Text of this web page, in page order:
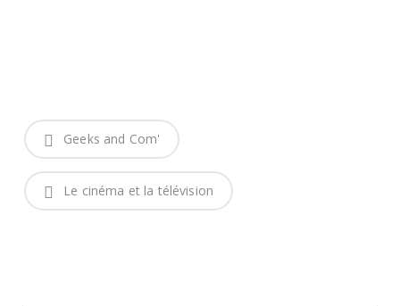
Geeks and Com'
Le cinéma et la télévision